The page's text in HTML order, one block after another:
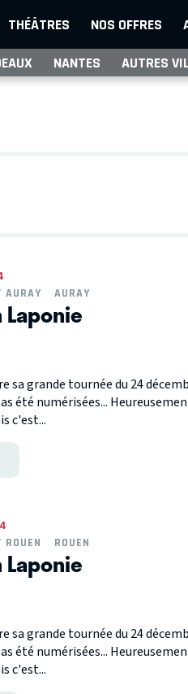
THÉÂTRES NOS OFFRES
NANTES AUTRES
AURAY
AURAY
sa grande tournée du 24
été numérisées...
c'est...
ROUEN
sa grande tournée du 24
été numérisées...
c'est...